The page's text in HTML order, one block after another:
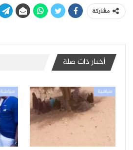
مشاركة
أخبار ذات صلة
سياسية سياسية